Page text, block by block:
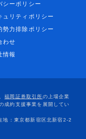
シーポリシー
ュリティポリシー
勢力排除ポリシー
わせ
情報